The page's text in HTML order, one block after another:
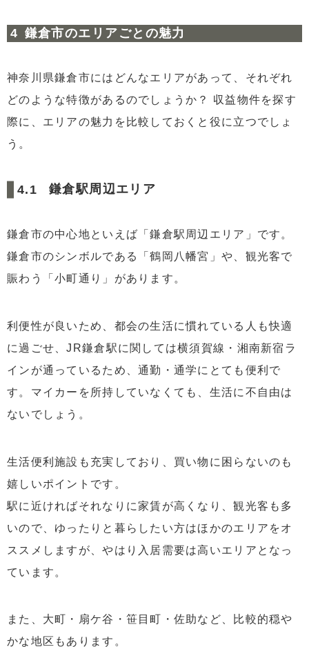
鎌倉市のエリアごとの魅力
神奈川県鎌倉市にはどんなエリアがあって、それぞれ
どのような特徴があるのでしょうか？ 収益物件を探す
際に、エリアの魅力を比較しておくと役に立つでしょ
う。
鎌倉駅周辺エリア
鎌倉市の中心地といえば「鎌倉駅周辺エリア」です。
鎌倉市のシンボルである「鶴岡八幡宮」や、観光客で
賑わう「小町通り」があります。
利便性が良いため、都会の生活に慣れている人も快適
に過ごせ、JR鎌倉駅に関しては横須賀線・湘南新宿ラ
インが通っているため、通勤・通学にとても便利で
す。マイカーを所持していなくても、生活に不自由は
ないでしょう。
生活便利施設も充実しており、買い物に困らないのも
嬉しいポイントです。
駅に近ければそれなりに家賃が高くなり、観光客も多
いので、ゆったりと暮らしたい方はほかのエリアをオ
ススメしますが、やはり入居需要は高いエリアとなっ
ています。
また、大町・扇ケ谷・笹目町・佐助など、比較的穏や
かな地区もあります。